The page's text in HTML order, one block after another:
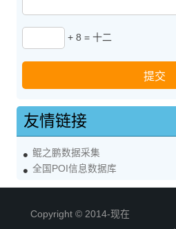
+ 8 = 十二
友情链接
鲲之鹏数据采集
全国POI信息数据库
Copyright © 2014-现在